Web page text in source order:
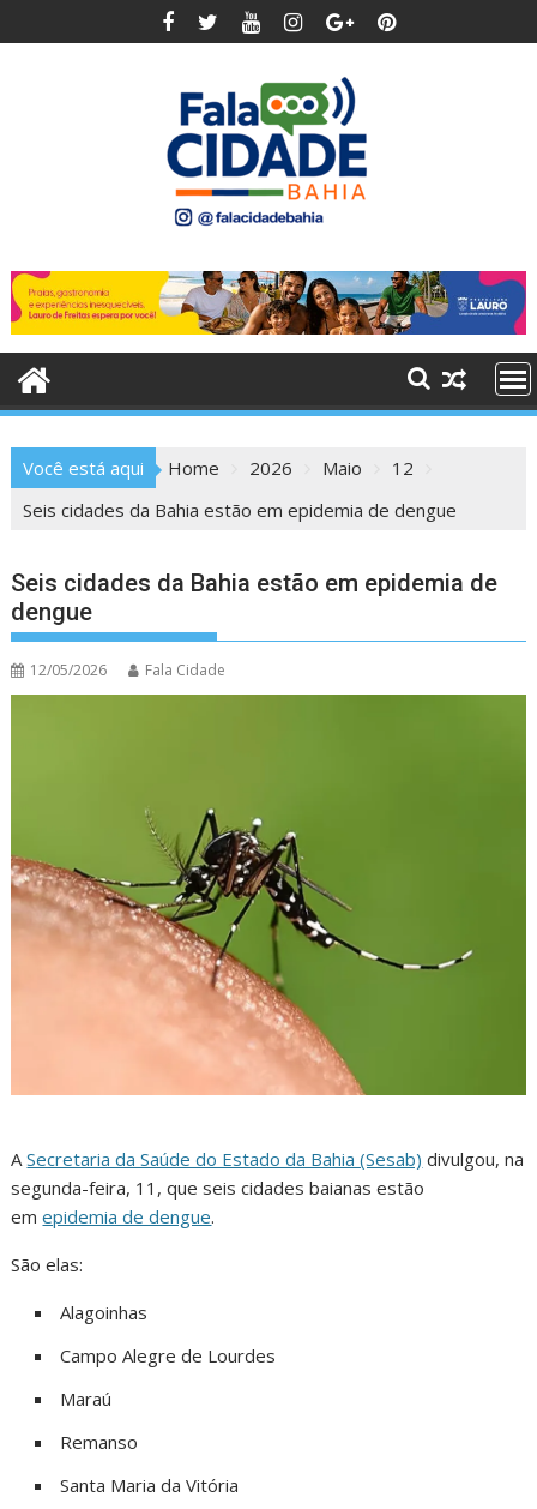
to
Você está aqui Home 2026 Maio
12
Seis cidades da Bahia estão em epidemia de dengue
Seis cidades da Bahia estão em epidemia de
dengue
12/05/2026 Fala Cidade
ASecretaria da Saúde do Estado da Bahia (Sesab) divulgou, na
segunda-feira, 11, que seis cidades baianas estão
emepidemia de dengue.
São elas:
Alagoinhas
Campo Alegre de Lourdes
Maraú
Remanso
Santa Maria da Vitória